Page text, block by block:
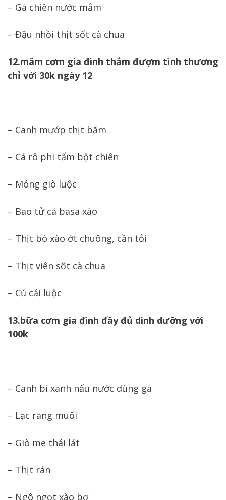
– Gà chiên nước mắm
– Đậu nhồi thịt sốt cà chua
12.mâm cơm gia đình thắm đượm tình thương
chỉ với 30k ngày 12
– Canh mướp thịt băm
– Cá rô phi tẩm bột chiên
– Móng giò luộc
– Bao tử cá basa xào
– Thịt bò xào ớt chuông, cần tỏi
– Thịt viên sốt cà chua
– Củ cải luộc
13.bữa cơm gia đình đầy đủ dinh dưỡng với
100k
– Canh bí xanh nấu nước dùng gà
– Lạc rang muối
– Giò me thái lát
– Thịt rán
– Ngô ngọt xào bơ